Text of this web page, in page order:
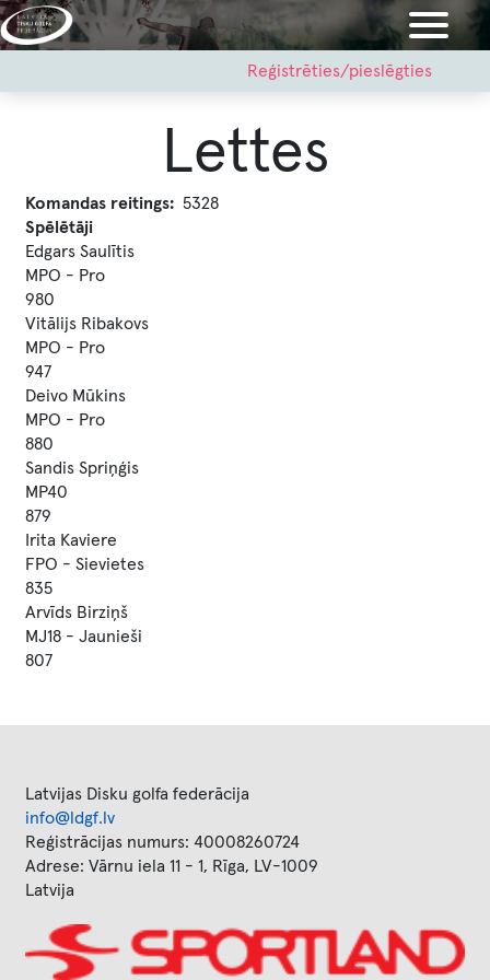
Pārlekt
uz
menu
Reģistrēties/pieslēgties
Lettes
Komandas reitings
5328
Spēlētāji
Edgars Saulītis
MPO - Pro
980
Vitālijs Ribakovs
MPO - Pro
947
Deivo Mūkins
MPO - Pro
880
Sandis Spriņģis
MP40
879
Irita Kaviere
FPO - Sievietes
835
Arvīds Birziņš
MJ18 - Jaunieši
807
Latvijas Disku golfa federācija
info@ldgf.lv
Reģistrācijas numurs: 40008260724
Adrese: Vārnu iela 11 - 1, Rīga, LV-1009
Latvija
Image